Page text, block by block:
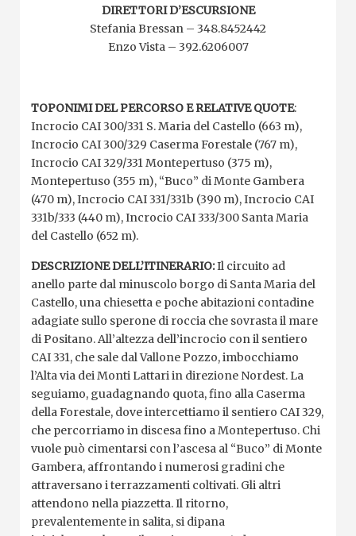
DIRETTORI D’ESCURSIONE
Stefania Bressan – 348.8452442
Enzo Vista – 392.6206007
TOPONIMI DEL PERCORSO E RELATIVE QUOTE:
Incrocio CAI 300/331 S. Maria del Castello (663 m),
Incrocio CAI 300/329 Caserma Forestale (767 m),
Incrocio CAI 329/331 Montepertuso (375 m),
Montepertuso (355 m), “Buco” di Monte Gambera
(470 m), Incrocio CAI 331/331b (390 m), Incrocio CAI
331b/333 (440 m), Incrocio CAI 333/300 Santa Maria
del Castello (652 m).
DESCRIZIONE DELL’ITINERARIO:Il circuito ad
anello parte dal minuscolo borgo di Santa Maria del
Castello, una chiesetta e poche abitazioni contadine
adagiate sullo sperone di roccia che sovrasta il mare
di Positano. All’altezza dell’incrocio con il sentiero
CAI 331, che sale dal Vallone Pozzo, imbocchiamo
l’Alta via dei Monti Lattari in direzione Nordest. La
seguiamo, guadagnando quota, fino alla Caserma
della Forestale, dove intercettiamo il sentiero CAI 329,
che percorriamo in discesa fino a Montepertuso. Chi
vuole può cimentarsi con l’ascesa al “Buco” di Monte
Gambera, affrontando i numerosi gradini che
attraversano i terrazzamenti coltivati. Gli altri
attendono nella piazzetta. Il ritorno,
prevalentemente in salita, si dipana